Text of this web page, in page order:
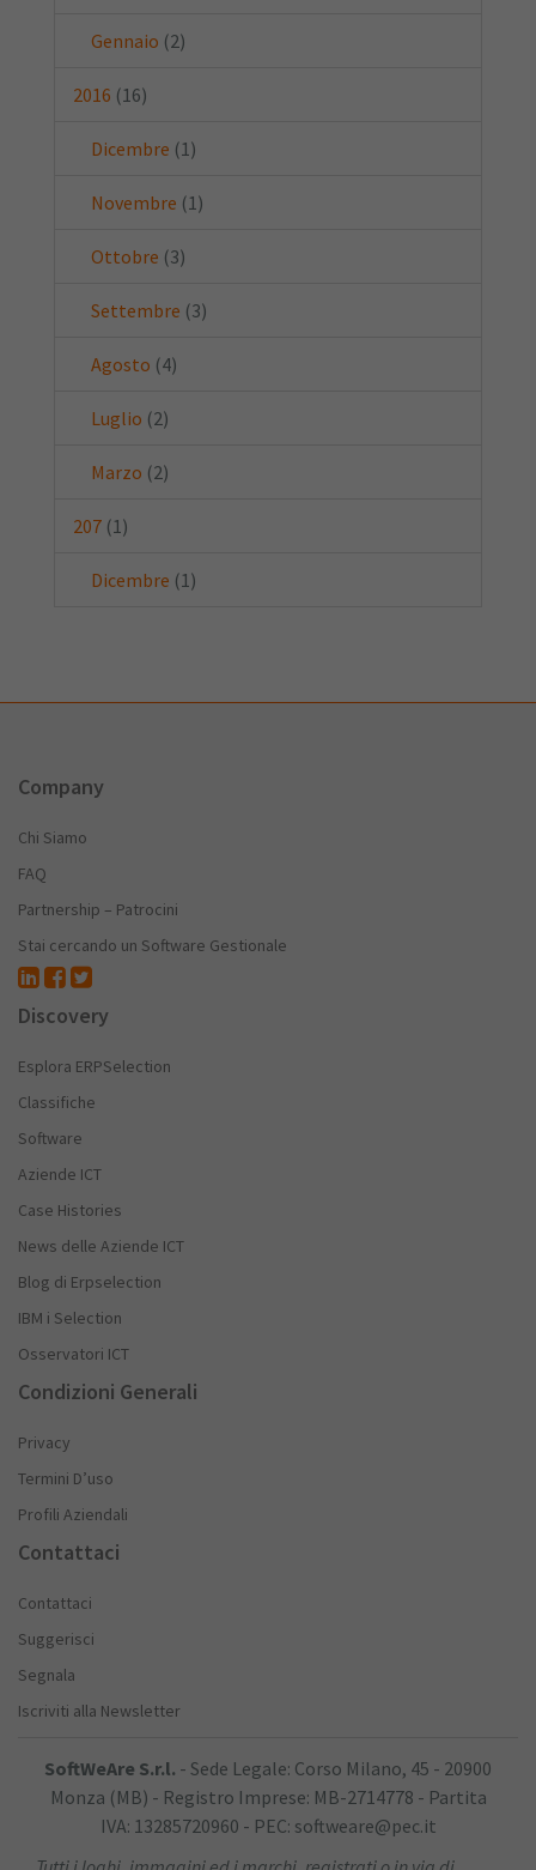
Gennaio (2)
2016 (16)
Dicembre (1)
Novembre (1)
Ottobre (3)
Settembre (3)
Agosto (4)
Luglio (2)
Marzo (2)
207 (1)
Dicembre (1)
Company
Chi Siamo
FAQ
Partnership – Patrocini
Stai cercando un Software Gestionale
Discovery
Esplora ERPSelection
Classifiche
Software
Aziende ICT
Case Histories
News delle Aziende ICT
Blog di Erpselection
IBM i Selection
Osservatori ICT
Condizioni Generali
Privacy
Termini D’uso
Profili Aziendali
Contattaci
Contattaci
Suggerisci
Segnala
Iscriviti alla Newsletter
SoftWeAre S.r.l. - Sede Legale: Corso Milano, 45 - 20900
Monza (MB) - Registro Imprese: MB-2714778 - Partita
IVA: 13285720960 - PEC: softweare@pec.it